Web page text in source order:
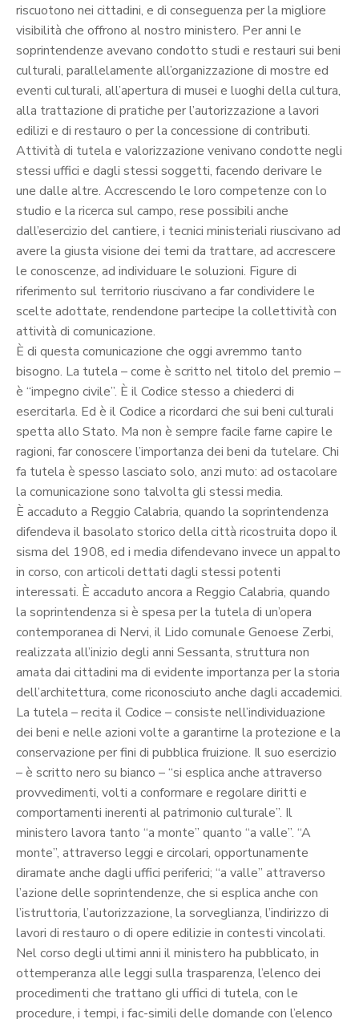
riscuotono nei cittadini, e di conseguenza per la migliore
visibilità che offrono al nostro ministero. Per anni le
soprintendenze avevano condotto studi e restauri sui beni
culturali, parallelamente all’organizzazione di mostre ed
eventi culturali, all’apertura di musei e luoghi della cultura,
alla trattazione di pratiche per l’autorizzazione a lavori
edilizi e di restauro o per la concessione di contributi.
Attività di tutela e valorizzazione venivano condotte negli
stessi uffici e dagli stessi soggetti, facendo derivare le
une dalle altre. Accrescendo le loro competenze con lo
studio e la ricerca sul campo, rese possibili anche
dall’esercizio del cantiere, i tecnici ministeriali riuscivano ad
avere la giusta visione dei temi da trattare, ad accrescere
le conoscenze, ad individuare le soluzioni. Figure di
riferimento sul territorio riuscivano a far condividere le
scelte adottate, rendendone partecipe la collettività con
attività di comunicazione.
È di questa comunicazione che oggi avremmo tanto
bisogno. La tutela – come è scritto nel titolo del premio –
è “impegno civile”. È il Codice stesso a chiederci di
esercitarla. Ed è il Codice a ricordarci che sui beni culturali
spetta allo Stato. Ma non è sempre facile farne capire le
ragioni, far conoscere l’importanza dei beni da tutelare. Chi
fa tutela è spesso lasciato solo, anzi muto: ad ostacolare
la comunicazione sono talvolta gli stessi media.
È accaduto a Reggio Calabria, quando la soprintendenza
difendeva il basolato storico della città ricostruita dopo il
sisma del 1908, ed i media difendevano invece un appalto
in corso, con articoli dettati dagli stessi potenti
interessati. È accaduto ancora a Reggio Calabria, quando
la soprintendenza si è spesa per la tutela di un’opera
contemporanea di Nervi, il Lido comunale Genoese Zerbi,
realizzata all’inizio degli anni Sessanta, struttura non
amata dai cittadini ma di evidente importanza per la storia
dell’architettura, come riconosciuto anche dagli accademici.
La tutela – recita il Codice – consiste nell’individuazione
dei beni e nelle azioni volte a garantirne la protezione e la
conservazione per fini di pubblica fruizione. Il suo esercizio
– è scritto nero su bianco – “si esplica anche attraverso
provvedimenti, volti a conformare e regolare diritti e
comportamenti inerenti al patrimonio culturale”. Il
ministero lavora tanto “a monte” quanto “a valle”. “A
monte”, attraverso leggi e circolari, opportunamente
diramate anche dagli uffici periferici; “a valle” attraverso
l’azione delle soprintendenze, che si esplica anche con
l’istruttoria, l’autorizzazione, la sorveglianza, l’indirizzo di
lavori di restauro o di opere edilizie in contesti vincolati.
Nel corso degli ultimi anni il ministero ha pubblicato, in
ottemperanza alle leggi sulla trasparenza, l’elenco dei
procedimenti che trattano gli uffici di tutela, con le
procedure, i tempi, i fac-simili delle domande con l’elenco